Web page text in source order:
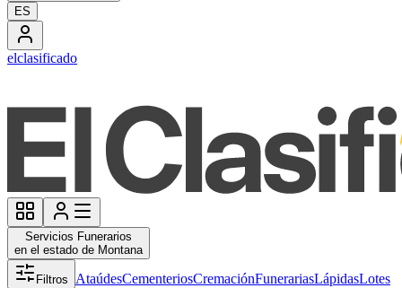
ES
elclasificado
Servicios Funerarios
en el estado de Montana
Filtros AtaúdesCementeriosCremaciónFunerariasLápidasLotes